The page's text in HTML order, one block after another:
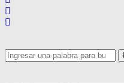
Search
for: